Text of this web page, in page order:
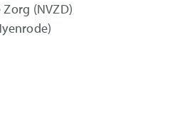
(NVZD)